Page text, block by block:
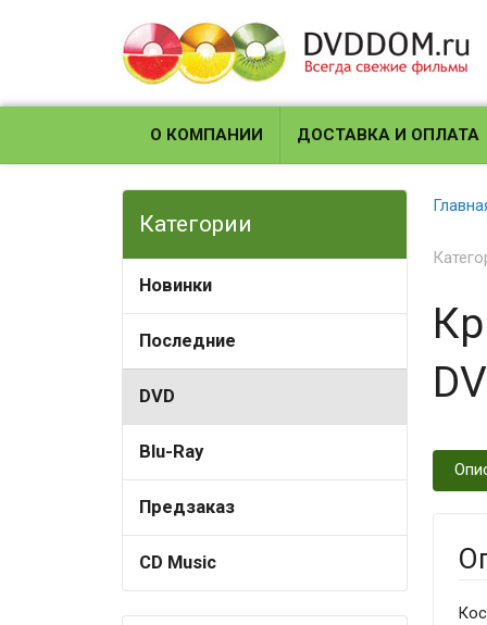
О КОМПАНИИ ДОСТАВКА И ОПЛАТА
Категории
Новинки
Последние
DVD
Blu-Ray
Предзаказ
CD Music